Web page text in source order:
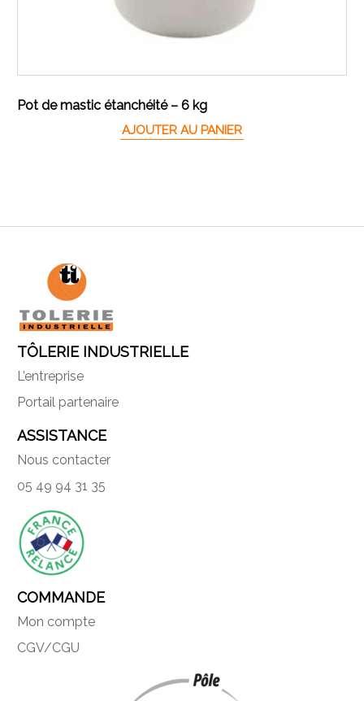
Pot de mastic étanchéité – 6 kg
AJOUTER AU PANIER
TÔLERIE INDUSTRIELLE
L’entreprise
Portail partenaire
ASSISTANCE
Nous contacter
05 49 94 31 35
COMMANDE
Mon compte
CGV/CGU